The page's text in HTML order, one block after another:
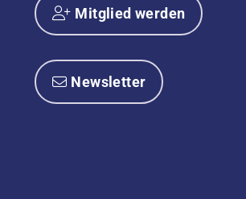
Mitglied werden
Newsletter